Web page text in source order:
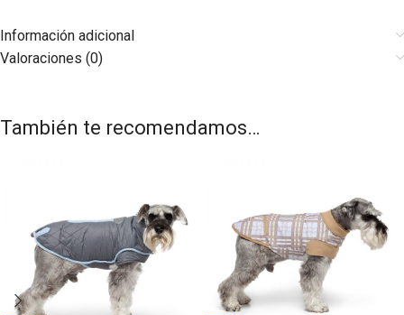
Información adicional
Valoraciones (0)
También te recomendamos…